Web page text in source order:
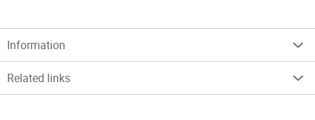
Information
Related links